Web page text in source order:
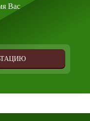
Вас